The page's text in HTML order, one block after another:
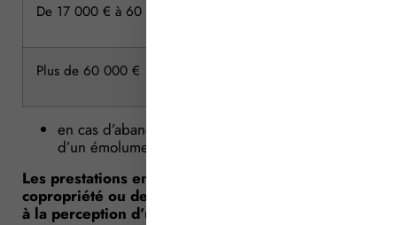
De 17 000 € à 60 000 €
Plus de 60 000 €
en cas d’abandon de mitoyenneté ou servitudes,
d’un émolument fixe de 26,92 €.
Les prestations en matière de règlement de
copropriété ou descriptif en volume donnent lieu
à la perception d’un émolument :